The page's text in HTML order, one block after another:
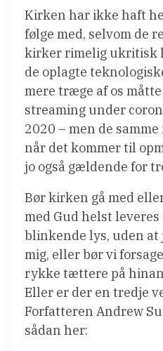
Kirken har ikke haft
følge med, selvom de
kirker rimelig ukritisk
de oplagte
mere træge af os
streaming under
2020 – men de
når det kommer til
jo også gældende for
Bør kirken gå med
med Gud helst
blinkende lys, uden at
mig, eller bør vi
rykke tættere på
Eller er der en tredje
Forfatteren Andrew
sådan her: